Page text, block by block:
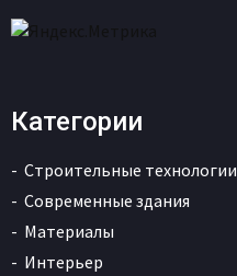
Категории
Строительные технологии
Современные здания
Материалы
Интерьер